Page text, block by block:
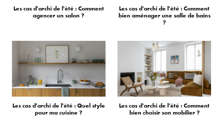
Les cas d'archi de l'été : Comment
agencer un salon ?
Les cas d'archi de l'été : Comment
bien aménager une salle de bains
?
Les cas d'archi de l'été : Quel style
pour ma cuisine ?
Les cas d'archi de l'été : Comment
bien choisir son mobilier ?